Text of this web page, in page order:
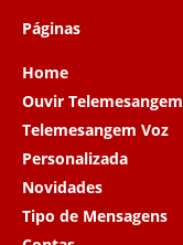
Páginas
Home
Ouvir Telemesangem
Telemesangem Voz
Personalizada
Novidades
Tipo de Mensagens